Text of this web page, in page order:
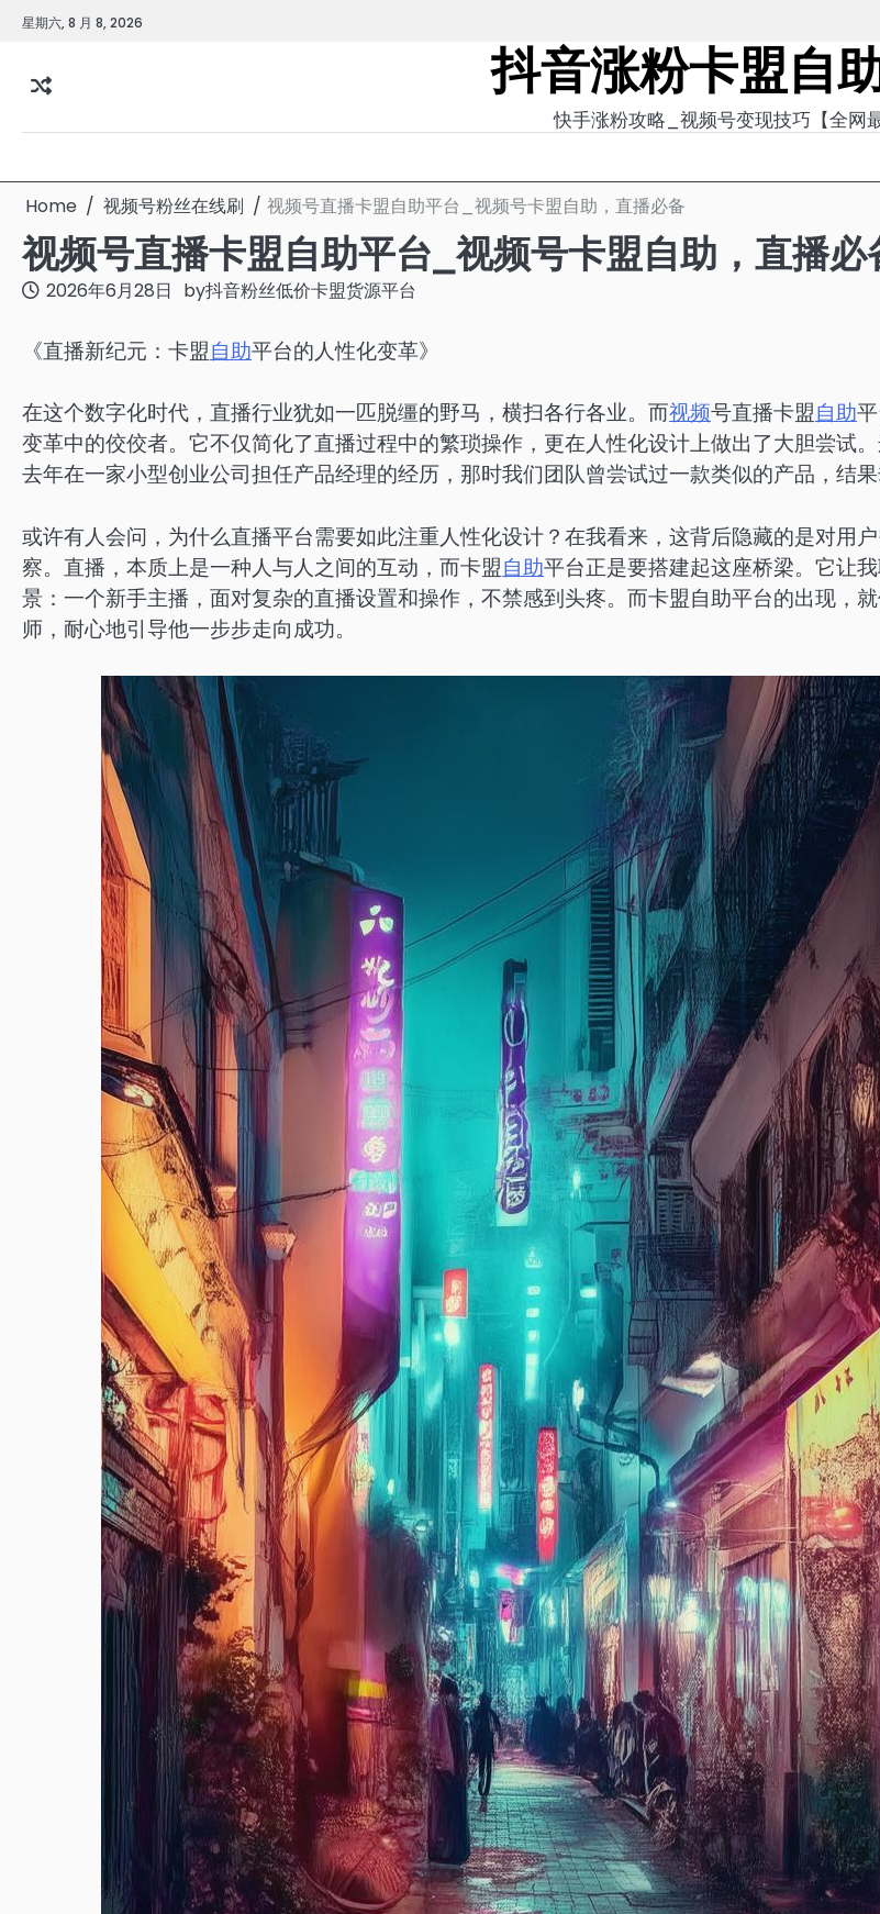
Skip星期六, 8 月 8, 2026
抖音涨粉卡盟自
快手涨粉攻略_视频号变现技巧【全网
Home 视频号粉丝在线刷 视频号直播卡盟自助平台_视频号卡盟自助，直播必备
视频号直播卡盟自助平台_视频号卡盟自助，直播必
2026年6月28日 by抖音粉丝低价卡盟货源平台
《直播新纪元：卡盟自助平台的人性化变革》
在这个数字化时代，直播行业犹如一匹脱缰的野马，横扫各行各业。而视频号直播卡盟自助
变革中的佼佼者。它不仅简化了直播过程中的繁琐操作，更在人性化设计上做出了大胆尝试
去年在一家小型创业公司担任产品经理的经历，那时我们团队曾尝试过一款类似的产品，结果
或许有人会问，为什么直播平台需要如此注重人性化设计？在我看来，这背后隐藏的是对用
察。直播，本质上是一种人与人之间的互动，而卡盟自助平台正是要搭建起这座桥梁。它让
景：一个新手主播，面对复杂的直播设置和操作，不禁感到头疼。而卡盟自助平台的出现，
师，耐心地引导他一步步走向成功。